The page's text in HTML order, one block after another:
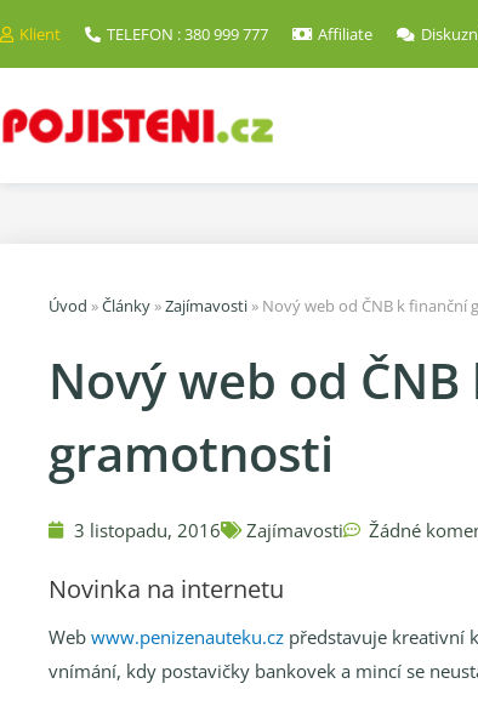
Klient TELEFON : 380 999 777 Affiliate
Úvod »Články »Zajímavosti » Nový web od ČNB k finanční
Nový web od
gramotnosti
3 listopadu, 2016 Zajímavosti Žádné
Novinka na internetu
Web www.penizenauteku.cz představuje kreativní
vnímání, kdy postavičky bankovek a mincí se